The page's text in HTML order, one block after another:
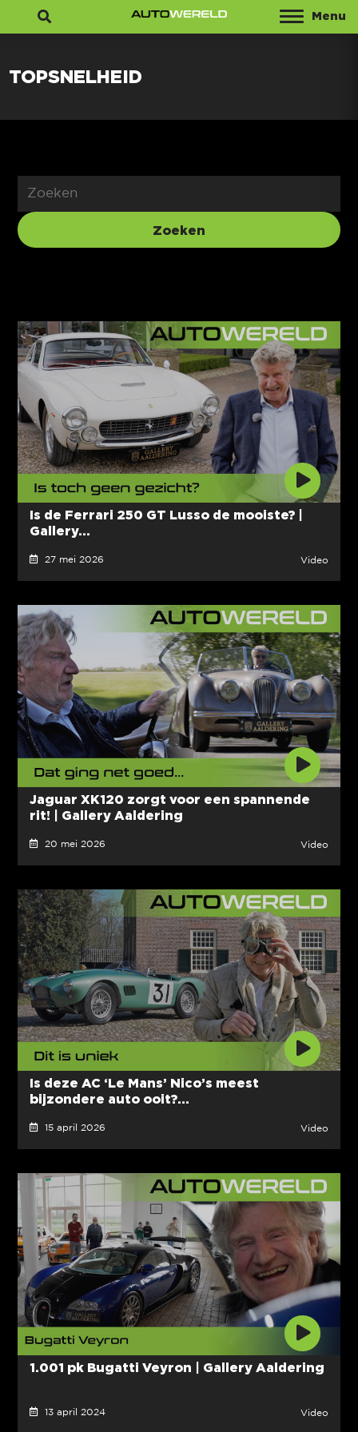
Menu
TOPSNELHEID
Is de Ferrari 250 GT Lusso de mooiste? |
Gallery...
27 mei 2026 Video
Jaguar XK120 zorgt voor een spannende
rit! | Gallery Aaldering
20 mei 2026 Video
Is deze AC ‘Le Mans’ Nico’s meest
bijzondere auto ooit?...
15 april 2026 Video
1.001 pk Bugatti Veyron | Gallery Aaldering
13 april 2024 Video